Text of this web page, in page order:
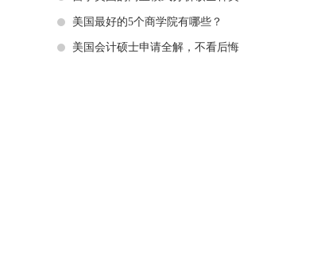
美国最好的5个商学院有哪些？
美国会计硕士申请全解，不看后悔